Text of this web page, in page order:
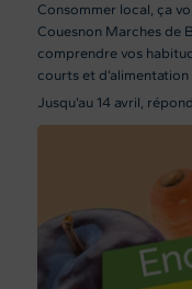
Consommer local, ça
Couesnon Marches de
comprendre vos
courts et d’alimentation
Jusqu’au 14 avril,